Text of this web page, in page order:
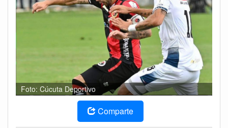
Foto: Cúcuta Deportivo
Comparte